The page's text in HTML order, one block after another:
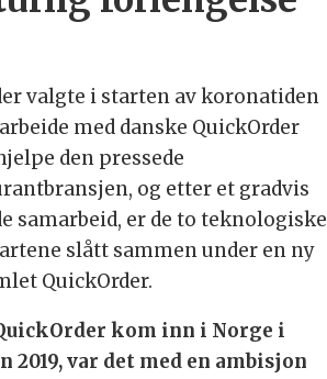
valgte i starten av koronatiden
med danske QuickOrder
den pressede
og etter et gradvis
samarbeid, er de to teknologiske
slått sammen under en ny
QuickOrder.
kom inn i Norge i
2019, var det med en ambisjon